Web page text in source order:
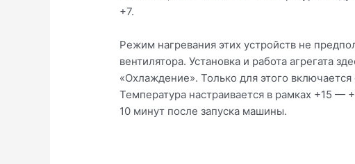
+7.
Режим нагревания этих устройств не
вентилятора. Установка и работа агрегата
«Охлаждение». Только для этого
Температура настраивается в рамках +15
10 минут после запуска машины.